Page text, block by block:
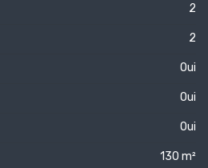
2
2
Oui
Oui
Oui
130 m²